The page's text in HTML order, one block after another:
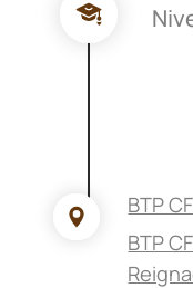
BTP
BTP